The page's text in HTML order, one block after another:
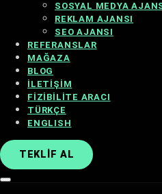
SOSYAL MEDYA
REKLAM AJANSI
SEO AJANSI
REFERANSLAR
MAĞAZA
BLOG
İLETIŞIM
FIZIBILITE ARACI
TÜRKÇE
ENGLISH
TEKLIF AL